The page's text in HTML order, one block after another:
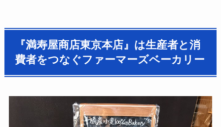
『満寿屋商店東京本店』は生産者と消
費者をつなぐファーマーズベーカリー